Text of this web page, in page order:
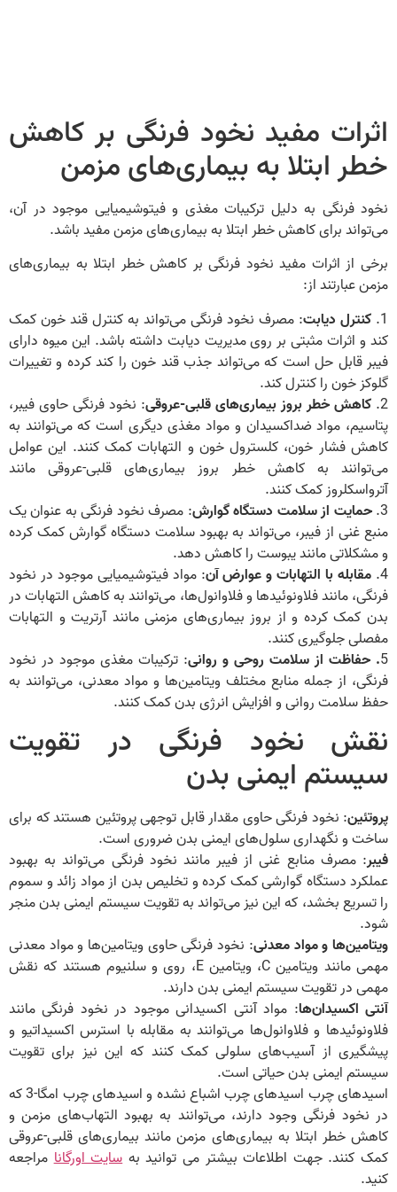
اثرات مفید نخود فرنگی بر کاهش
خطر ابتلا به بیماری‌های مزمن
نخود فرنگی به دلیل ترکیبات مغذی و فیتوشیمیایی موجود در آن،
می‌تواند برای کاهش خطر ابتلا به بیماری‌های مزمن مفید باشد.
برخی از اثرات مفید نخود فرنگی بر کاهش خطر ابتلا به بیماری‌های
مزمن عبارتند از:
1. کنترل دیابت: مصرف نخود فرنگی می‌تواند به کنترل قند خون کمک
کند و اثرات مثبتی بر روی مدیریت دیابت داشته باشد. این میوه دارای
فیبر قابل حل است که می‌تواند جذب قند خون را کند کرده و تغییرات
گلوکز خون را کنترل کند.
2. کاهش خطر بروز بیماری‌های قلبی-عروقی: نخود فرنگی حاوی فیبر،
پتاسیم، مواد ضداکسیدان و مواد مغذی دیگری است که می‌توانند به
کاهش فشار خون، کلسترول خون و التهابات کمک کنند. این عوامل
می‌توانند به کاهش خطر بروز بیماری‌های قلبی-عروقی مانند
آترواسکلروز کمک کنند.
3. حمایت از سلامت دستگاه گوارش: مصرف نخود فرنگی به عنوان یک
منبع غنی از فیبر، می‌تواند به بهبود سلامت دستگاه گوارش کمک کرده
و مشکلاتی مانند یبوست را کاهش دهد.
4. مقابله با التهابات و عوارض آن: مواد فیتوشیمیایی موجود در نخود
فرنگی، مانند فلاونوئیدها و فلاوانول‌ها، می‌توانند به کاهش التهابات در
بدن کمک کرده و از بروز بیماری‌های مزمنی مانند آرتریت و التهابات
مفصلی جلوگیری کنند.
5. حفاظت از سلامت روحی و روانی: ترکیبات مغذی موجود در نخود
فرنگی، از جمله منابع مختلف ویتامین‌ها و مواد معدنی، می‌توانند به
حفظ سلامت روانی و افزایش انرژی بدن کمک کنند.
نقش نخود فرنگی در تقویت
سیستم ایمنی بدن
پروتئین: نخود فرنگی حاوی مقدار قابل توجهی پروتئین هستند که برای
ساخت و نگهداری سلول‌های ایمنی بدن ضروری است.
فیبر: مصرف منابع غنی از فیبر مانند نخود فرنگی می‌تواند به بهبود
عملکرد دستگاه گوارشی کمک کرده و تخلیص بدن از مواد زائد و سموم
را تسریع بخشد، که این نیز می‌تواند به تقویت سیستم ایمنی بدن منجر
شود.
ویتامین‌ها و مواد معدنی: نخود فرنگی حاوی ویتامین‌ها و مواد معدنی
مهمی مانند ویتامین C، ویتامین E، روی و سلنیوم هستند که نقش
مهمی در تقویت سیستم ایمنی بدن دارند.
آنتی اکسیدان‌ها: مواد آنتی اکسیدانی موجود در نخود فرنگی مانند
فلاونوئیدها و فلاوانول‌ها می‌توانند به مقابله با استرس اکسیداتیو و
پیشگیری از آسیب‌های سلولی کمک کنند که این نیز برای تقویت
سیستم ایمنی بدن حیاتی است.
اسیدهای چرب اسیدهای چرب اشباع نشده و اسیدهای چرب امگا-3 که
در نخود فرنگی وجود دارند، می‌توانند به بهبود التهاب‌های مزمن و
کاهش خطر ابتلا به بیماری‌های مزمن مانند بیماری‌های قلبی-عروقی
کمک کنند. جهت اطلاعات بیشتر می توانید بهسایت اورگانامراجعه
کنید.